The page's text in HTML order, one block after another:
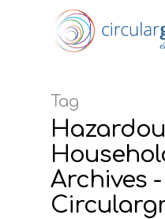
Tag
Archives -